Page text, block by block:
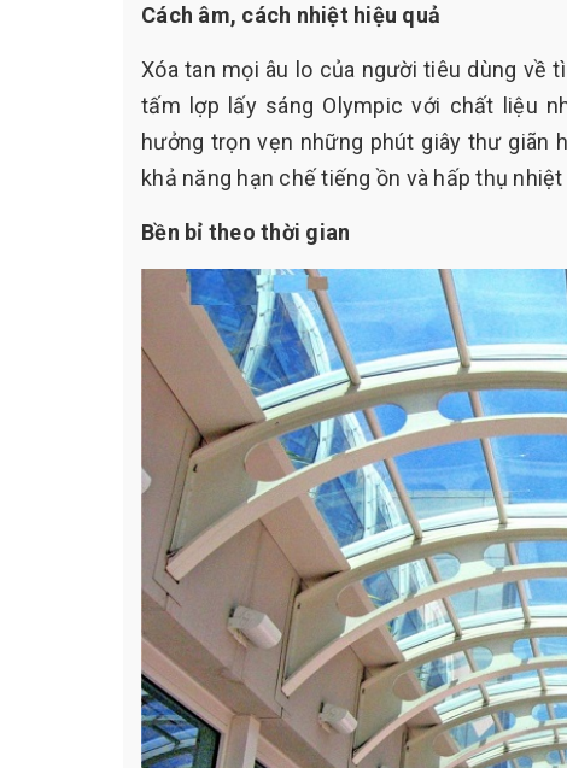
Cách âm, cách nhiệt hiệu quả
Xóa tan mọi âu lo của người tiêu dùng về
tấm lợp lấy sáng Olympic với chất liệu
hưởng trọn vẹn những phút giây thư giãn
khả năng hạn chế tiếng ồn và hấp thụ nhiệt
Bền bỉ theo thời gian